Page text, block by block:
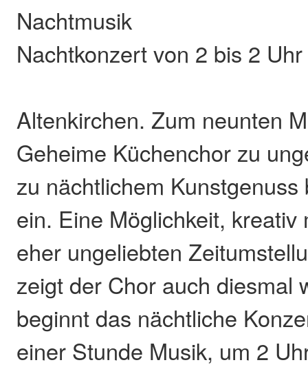
Nachtmusik
Nachtkonzert von 2 bis 2 Uhr
Altenkirchen. Zum neunten
Geheime Küchenchor zu
zu nächtlichem
ein. Eine Möglichkeit,
eher ungeliebten
zeigt der Chor auch diesmal
beginnt das nächtliche
einer Stunde Musik, um 2